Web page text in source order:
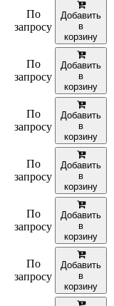
По
запросу
Добавить
в
корзину
По
запросу
Добавить
в
корзину
По
запросу
Добавить
в
корзину
По
запросу
Добавить
в
корзину
По
запросу
Добавить
в
корзину
По
запросу
Добавить
в
корзину